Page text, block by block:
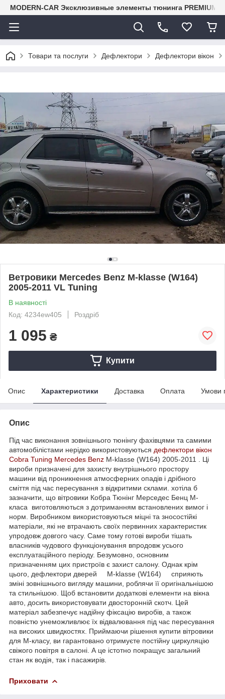
MODERN-CAR Эксклюзивные элементы тюнинга PREMIUM-
Товари та послуги Дефлектори Дефлектори вікон
Ветровики Mercedes Benz M-klasse (W164)
2005-2011 VL Tuning
В наявності
Код: 4234ew405
Роздріб
1 095 ₴
Купити
Опис Характеристики Доставка Оплата Умови
Опис
Під час виконання зовнішнього тюнінгу фахівцями та самими
автомобілістами нерідко використовуються дефлектори вікон
Cobra Tuning Mercedes Benz M-klasse (W164) 2005-2011 . Ці
вироби призначені для захисту внутрішнього простору
машини від проникнення атмосферних опадів і дрібного
сміття під час пересування з відкритими склами. хотіла б
зазначити, що вітровики Кобра Тюнінг Мерседес Бенц M-
класа виготовляються з дотриманням встановлених вимог і
норм. Виробником використовуються міцні та зносостійкі
матеріали, які не втрачають своїх первинних характеристик
упродовж довгого часу. Саме тому готові вироби тішать
власників чудового функціонування впродовж усього
експлуатаційного періоду. Безумовно, основним
призначенням цих пристроїв є захист салону. Однак крім
цього, дефлектори дверей M-klasse (W164) сприяють
зміні зовнішнього вигляду машини, роблячи її оригінальнішою
та стильнішою. Щоб встановити додаткові елементи на вікна
авто, досить використовувати двосторонній скотч. Цей
матеріал забезпечує надійну фіксацію виробів, а також
повністю унеможливлює їх відвалювання під час пересування
на високих швидкостях. Приймаючи рішення купити вітровики
для M-класу, ви гарантовано отримуєте постійну циркуляцію
свіжого повітря в салоні. А це істотно покращує загальний
стан як водія, так і пасажирів.
Приховати